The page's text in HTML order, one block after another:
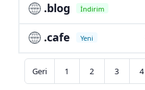
.blog İndirim
.cafe Yeni
Geri 1 2 3 4